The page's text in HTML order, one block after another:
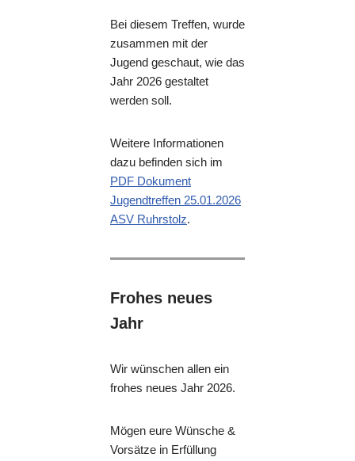
Bei diesem Treffen, wurde
zusammen mit der
Jugend geschaut, wie das
Jahr 2026 gestaltet
werden soll.
Weitere Informationen
dazu befinden sich im
PDF Dokument
Jugendtreffen 25.01.2026
ASV Ruhrstolz.
Frohes neues
Jahr
Wir wünschen allen ein
frohes neues Jahr 2026.
Mögen eure Wünsche &
Vorsätze in Erfüllung